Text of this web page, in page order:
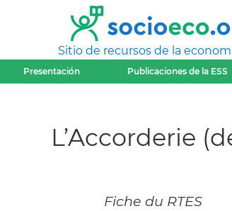
Sitio de recursos de la
Presentación Publicaciones de la ESS
L’Accorderie
Fiche du RTES